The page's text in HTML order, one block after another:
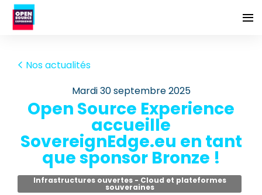
Nos actualités
mardi 30 septembre 2025
Open Source Experience
accueille
SovereignEdge.eu en tant
que sponsor Bronze !
Infrastructures ouvertes - Cloud et plateformes
souveraines